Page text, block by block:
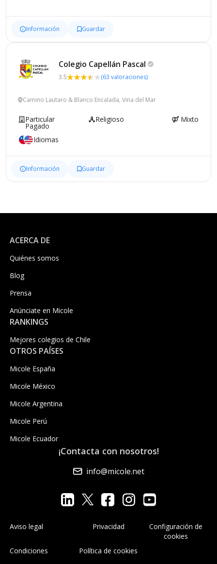
Información Guardar
Colegio Capellán Pascal
3.5 (63 valoraciones)
Camino Lautaro & Blanco Encalada, Vina del Mar
Particular
Pagado
Religioso Mixto
Idiomas
Información Guardar
ACERCA DE
Quiénes somos
Blog
Prensa
Anúnciate en Micole
RANKINGS
Mejores colegios de Chile
OTROS PAÍSES
Micole España
Micole México
Micole Argentina
Micole Perú
Micole Ecuador
¡Contacta con nosotros!
info@micole.net
Aviso legal Privacidad
Configuración de
cookies
Condiciones
Política de cookies